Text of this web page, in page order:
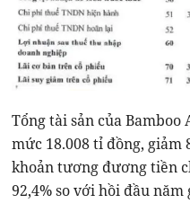
Tổng tài sản của Bamboo
mức 18.008 tỉ đồng, giảm
khoản tương đương tiền
92,4% so với hồi đầu năm